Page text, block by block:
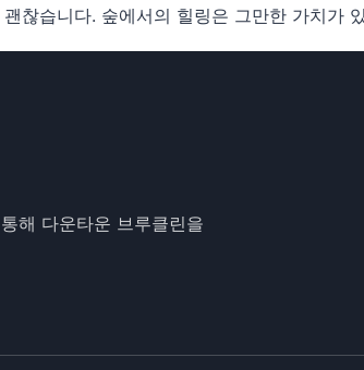
찮습니다. 숲에서의 힐링은 그만한 가치가
해 다운타운 브루클린을